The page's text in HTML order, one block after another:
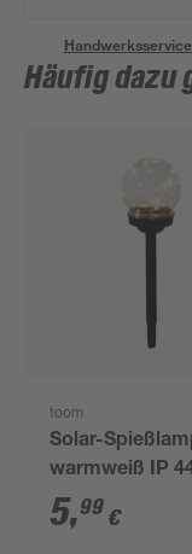
Handwerksservice
Häufig dazu
toom
Solar-
warmweiß IP
x 39 cm
5,99 €